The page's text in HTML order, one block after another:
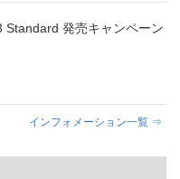
発売キャンペーン
インフォメーション一覧 ⇒